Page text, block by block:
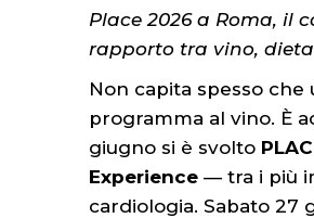
Place 2026 a Roma, il
rapporto tra vino,
Non capita spesso
programma al vino. È
giugno si è svolto
Experience — tra i più
cardiologia. Sabato 27